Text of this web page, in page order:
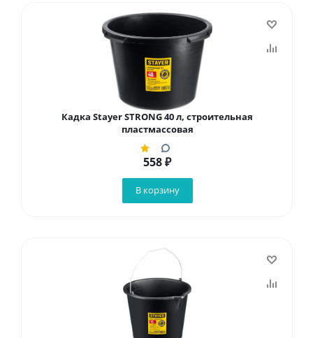
Кадка Stayer STRONG 40 л, строительная
пластмассовая
558₽
В корзину